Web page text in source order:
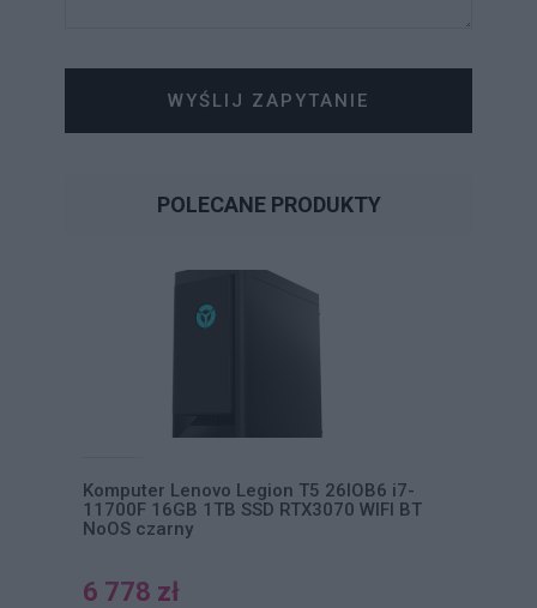
WYŚLIJ ZAPYTANIE
POLECANE PRODUKTY
Komputer Lenovo Legion T5 26IOB6 i7-
11700F 16GB 1TB SSD RTX3070 WIFI BT
NoOS czarny
6 778 zł